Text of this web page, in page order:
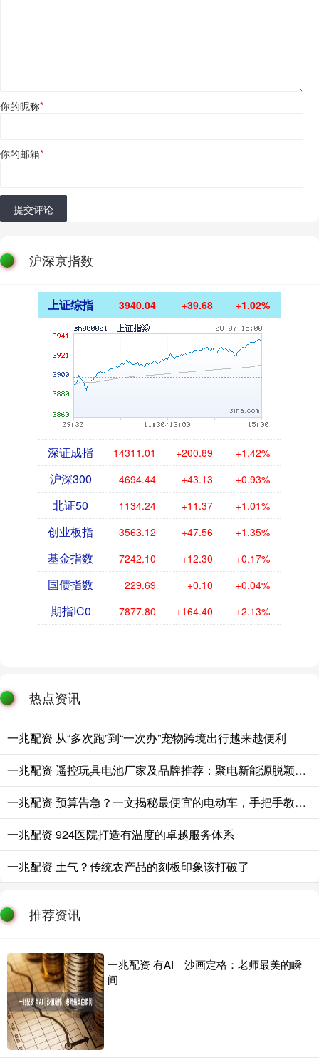
你的昵称*
你的邮箱*
提交评论
沪深京指数
上证综指 3940.04 +39.68 +1.02%
深证成指 14311.01 +200.89 +1.42%
沪深300 4694.44 +43.13 +0.93%
北证50 1134.24 +11.37 +1.01%
创业板指 3563.12 +47.56 +1.35%
基金指数 7242.10 +12.30 +0.17%
国债指数 229.69 +0.10 +0.04%
期指IC0 7877.80 +164.40 +2.13%
热点资讯
一兆配资 从“多次跑”到“一次办”宠物跨境出行越来越便利
一兆配资 遥控玩具电池厂家及品牌推荐：聚电新能源脱颖而出
一兆配资 预算告急？一文揭秘最便宜的电动车，手把手教你精打细算省到底
一兆配资 924医院打造有温度的卓越服务体系
一兆配资 土气？传统农产品的刻板印象该打破了
推荐资讯
一兆配资 有AI｜沙画定格：老师最美的瞬
间